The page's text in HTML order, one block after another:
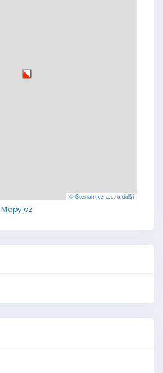
© Seznam.cz a.s. a další
Mapy.cz